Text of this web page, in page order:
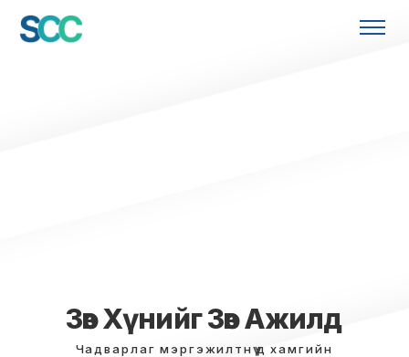
Зөв Хүнийг Зөв Ажилд
Чадварлаг мэргэжилтнүүд хамгийн